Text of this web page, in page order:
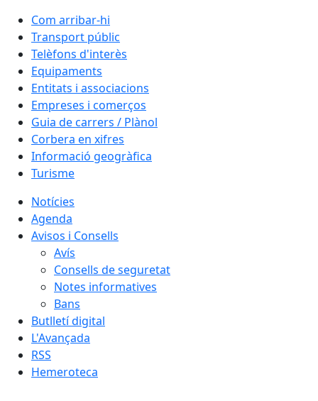
Com arribar-hi
Transport públic
Telèfons d'interès
Equipaments
Entitats i associacions
Empreses i comerços
Guia de carrers / Plànol
Corbera en xifres
Informació geogràfica
Turisme
Notícies
Agenda
Avisos i Consells
Avís
Consells de seguretat
Notes informatives
Bans
Butlletí digital
L'Avançada
RSS
Hemeroteca